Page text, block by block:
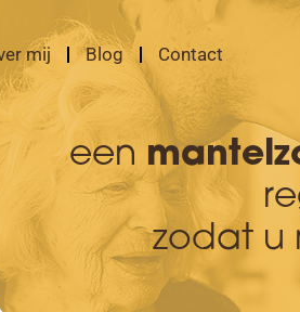
mij Blog Contact
een
zodat u